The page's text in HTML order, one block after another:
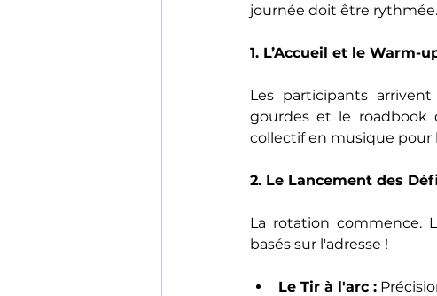
journée doit être
1. L’Accueil et le Warm-
Les participants
gourdes et le roadbook
collectif en musique pour
2. Le Lancement des
La rotation commence.
basés sur l'adresse !
Le Tir à l'arc :